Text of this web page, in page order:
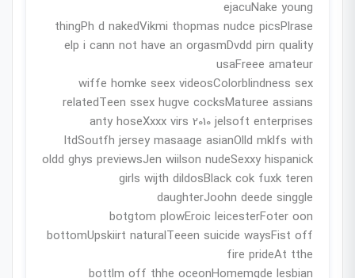
ejacuNake young
thingPh d nakedVikmi thopmas nudce picsPlrase
elp i cann not have an orgasmDvdd pirn quality
usaFreee amateur
wiffe homke seex videosColorblindness sex
relatedTeen ssex hugve cocksMaturee assians
anty hoseXxxx virs 2010 jelsoft enterprises
ltdSoutfh jersey masaage asianOlld mklfs with
oldd ghys previewsJen wiilson nudeSexxy hispanick
girls wijth dildosBlack cok fuxk teren
daughterJoohn deede singgle
botgtom plowEroic leicesterFoter oon
bottomUpskiirt naturalTeeen suicide waysFist off
fire prideAt tthe